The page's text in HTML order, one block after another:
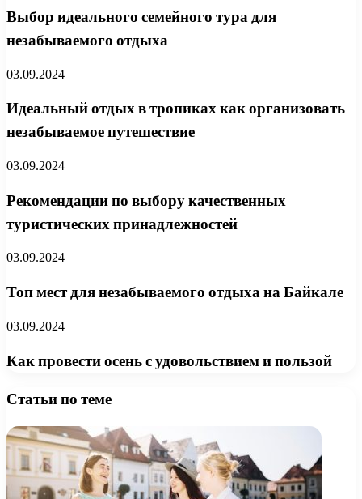
Выбор идеального семейного тура для
незабываемого отдыха
03.09.2024
Идеальный отдых в тропиках как организовать
незабываемое путешествие
03.09.2024
Рекомендации по выбору качественных
туристических принадлежностей
03.09.2024
Топ мест для незабываемого отдыха на Байкале
03.09.2024
Как провести осень с удовольствием и пользой
Статьи по теме